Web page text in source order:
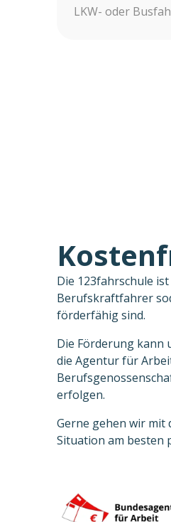
LKW- oder
Die 123fahrschule
Berufskraftfahrer
förderfähig sind.
Die Förderung kann
die Agentur für
erfolgen.
Gerne gehen wir mit
Situation am besten